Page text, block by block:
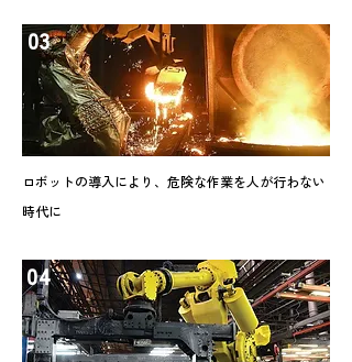
03
ロボットの導入により、危険な作業を人が行わない
時代に
04